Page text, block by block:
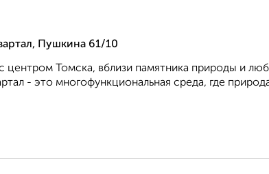
Пушкина 61/10
центром Томска, вблизи памятника природы и
- это многофункциональная среда, где